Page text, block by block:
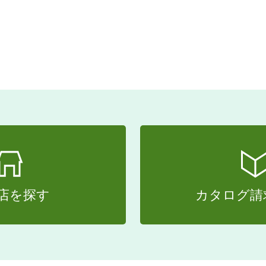
を探す カタログ